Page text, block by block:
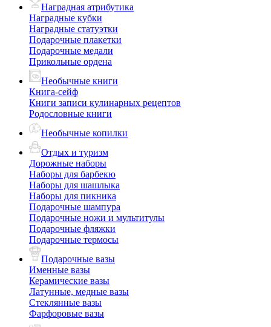
Наградная атрибутика
Наградные кубки
Наградные статуэтки
Подарочные плакетки
Подарочные медали
Прикольные ордена
Необычные книги
Книга-сейф
Книги записи кулинарных рецептов
Родословные книги
Необычные копилки
Отдых и туризм
Дорожные наборы
Наборы для барбекю
Наборы для шашлыка
Наборы для пикника
Подарочные шампура
Подарочные ножи и мультитулы
Подарочные фляжки
Подарочные термосы
Подарочные вазы
Именные вазы
Керамические вазы
Латунные, медные вазы
Стеклянные вазы
Фарфоровые вазы